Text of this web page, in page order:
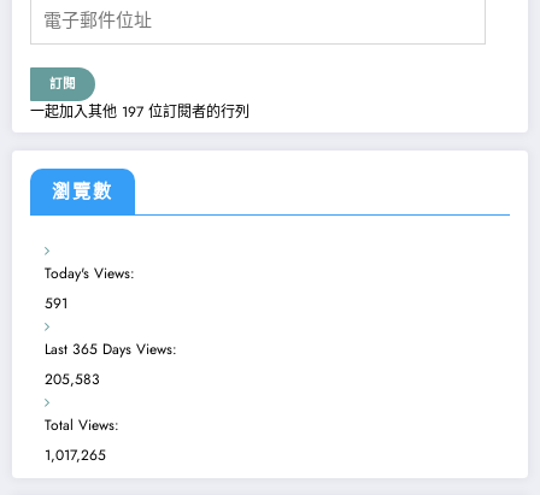
郵
件
位
訂閱
一起加入其他 197 位訂閱者的行列
瀏覽數
Today's Views:
591
Last 365 Days Views:
205,583
Total Views:
1,017,265